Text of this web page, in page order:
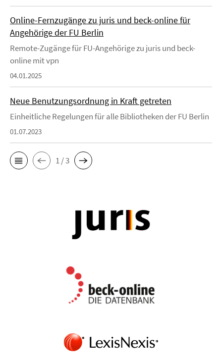
Online-Fernzugänge zu juris und beck-online für
Angehörige der FU Berlin
Remote-Zugänge für FU-Angehörige zu juris und beck-
online mit vpn
04.01.2025
Neue Benutzungsordnung in Kraft getreten
Einheitliche Regelungen für alle Bibliotheken der FU Berlin
01.07.2023
1 / 3